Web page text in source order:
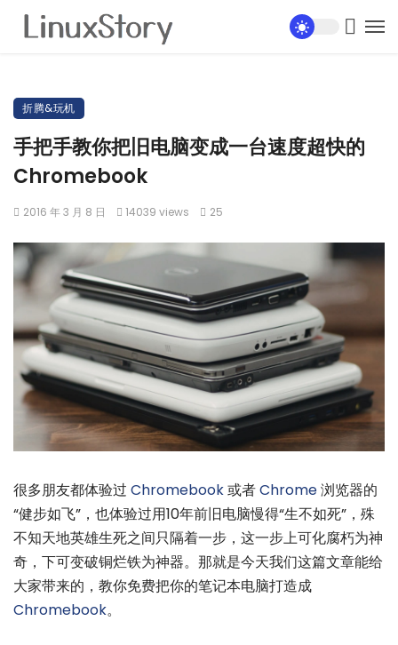
折腾&玩机
手把手教你把旧电脑变成一台速度超快的
Chromebook
2016 年 3 月 8 日 14039 views 25
很多朋友都体验过 Chromebook或者Chrome浏览器的
“健步如飞”，也体验过用10年前旧电脑慢得“生不如死”，殊
不知天地英雄生死之间只隔着一步，这一步上可化腐朽为神
奇，下可变破铜烂铁为神器。那就是今天我们这篇文章能给
大家带来的，教你免费把你的笔记本电脑打造成
Chromebook。